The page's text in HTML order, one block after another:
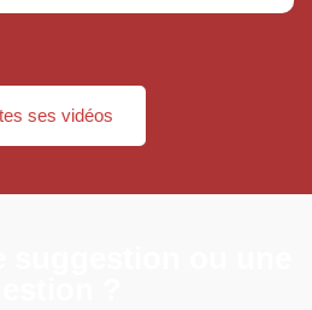
ses vidéos